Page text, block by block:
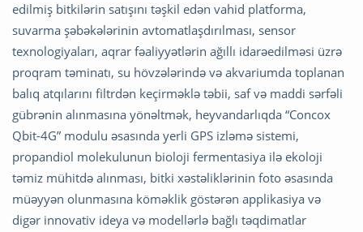
edilmiş bitkilərin satışını təşkil edən vahid platforma,
suvarma şəbəkələrinin avtomatlaşdırılması, sensor
texnologiyaları, aqrar fəaliyyətlərin ağıllı idarəedilməsi üzrə
proqram təminatı, su hövzələrində və akvariumda toplanan
balıq atqılarını filtrdən keçirməklə təbii, saf və maddi sərfəli
gübrənin alınmasına yönəltmək, heyvandarlıqda “Concox
Qbit-4G” modulu əsasında yerli GPS izləmə sistemi,
propandiol molekulunun bioloji fermentasiya ilə ekoloji
təmiz mühitdə alınması, bitki xəstəliklərinin foto əsasında
müəyyən olunmasına köməklik göstərən applikasiya və
digər innovativ ideya və modellərlə bağlı təqdimatlar